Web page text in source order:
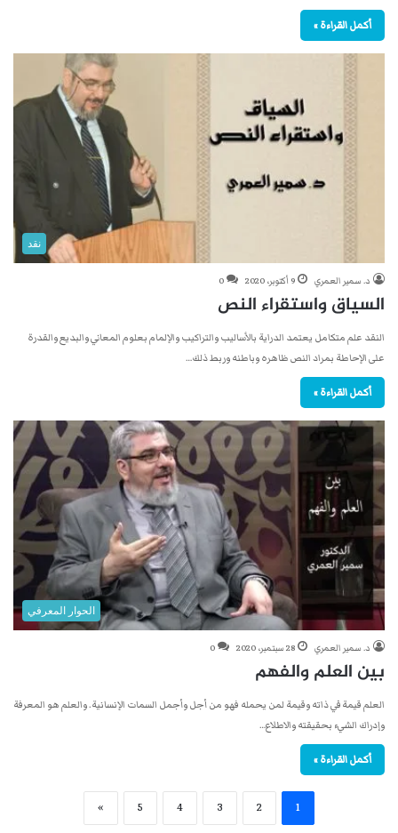
أكمل القراءة »
نقد
د. سمير العمري 9 أكتوبر، 2020 0
السياق واستقراء النص
النقد علم متكامل يعتمد الدراية بالأساليب والتراكيب والإلمام بعلوم المعاني والبديع والقدرة
على الإحاطة بمراد النص ظاهره وباطنه وربط ذلك…
أكمل القراءة »
الحوار المعرفي
د. سمير العمري 28 سبتمبر، 2020 0
بين العلم والفهم
العلم قيمة في ذاته وقيمة لمن يحمله فهو من أجل وأجمل السمات الإنسانية. والعلم هو المعرفة
وإدراك الشيء بحقيقته والاطلاع…
أكمل القراءة »
1
2
3
4
5
»